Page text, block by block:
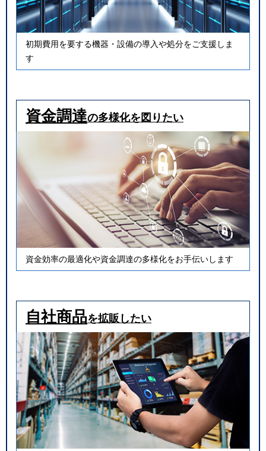
初期費用を要する機器・設備の導入や処分をご支援しま
す
資金調達の多様化を図りたい
資金効率の最適化や資金調達の多様化をお手伝いします
自社商品を拡販したい